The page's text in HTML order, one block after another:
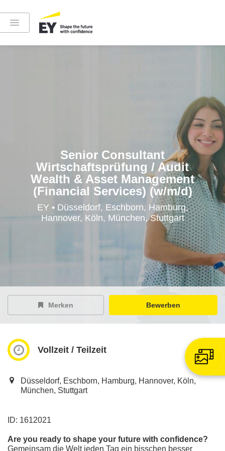
Instagram
Höre in die EY-Welt rein
Senior Consultant
Wirtschaftsprüfung / Audit
Wealth & Asset Management
(Financial Services) (w/m/d)
EY • Düsseldorf, Eschborn, Hamburg,
Hannover, Köln, München, Stuttgart
Merken Bewerben
Vollzeit / Teilzeit
Düsseldorf, Eschborn, Hamburg, Hannover, Köln,
München, Stuttgart
ID: 1612021
Are you ready to shape your future with confidence?
Gemeinsam die Welt jeden Tag ein bisschen besser